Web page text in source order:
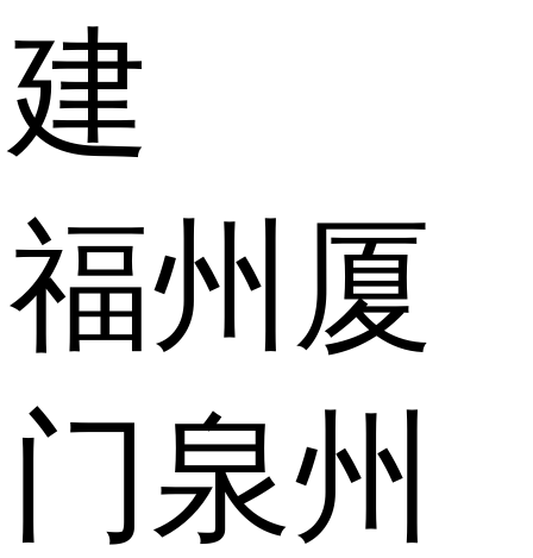
建
福州 厦
门泉州